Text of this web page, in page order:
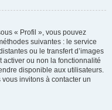
« Profil », vous pouvez
suivantes : le service
ou le transfert d’images
activer ou non la fonctionnalité
disponible aux utilisateurs.
invitons à contacter un